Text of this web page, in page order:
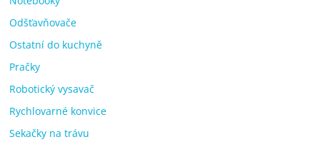
Odšťavňovače
Ostatní do kuchyně
Pračky
Robotický vysavač
Rychlovarné konvice
Sekačky na trávu